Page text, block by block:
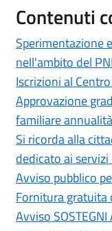
Contenuti
Sperimentazione
nell'ambito del
Iscrizioni al
Approvazione
familiare
Si ricorda alla
dedicato ai
Avviso pubblico
Fornitura gratuita
Avviso SOSTEGNI